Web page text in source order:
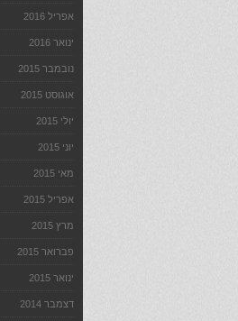
אפריל 2016
ינואר 2016
נובמבר 2015
אוגוסט 2015
יולי 2015
יוני 2015
מאי 2015
אפריל 2015
מרץ 2015
פברואר 2015
ינואר 2015
דצמבר 2014